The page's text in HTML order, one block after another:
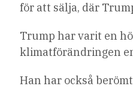
för att sälja, där
Trump har varit en
klimatförändringen
Han har också